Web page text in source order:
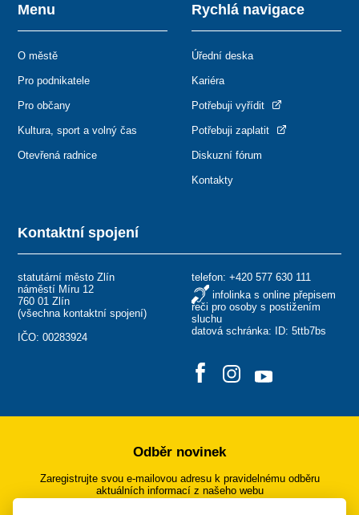
Kontaktní spojení
statutární město Zlín
náměstí Míru 12
760 01 Zlín
(všechna kontaktní spojení)
IČO: 00283924
telefon: +420 577 630 111
infolinka s online přepisem
řeči pro osoby s postižením
sluchu
datová schránka: ID: 5ttb7bs
Menu
O městě
Pro podnikatele
Pro občany
Kultura, sport a volný čas
Otevřená radnice
Rychlá navigace
Úřední deska
Kariéra
Potřebuji vyřídit
Potřebuji zaplatit
Diskuzní fórum
Kontakty
Odběr novinek
Zaregistrujte svou e-mailovou adresu k pravidelnému odběru
aktuálních informací z našeho webu